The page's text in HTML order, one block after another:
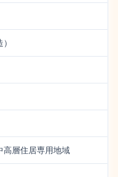
高層住居専用地域